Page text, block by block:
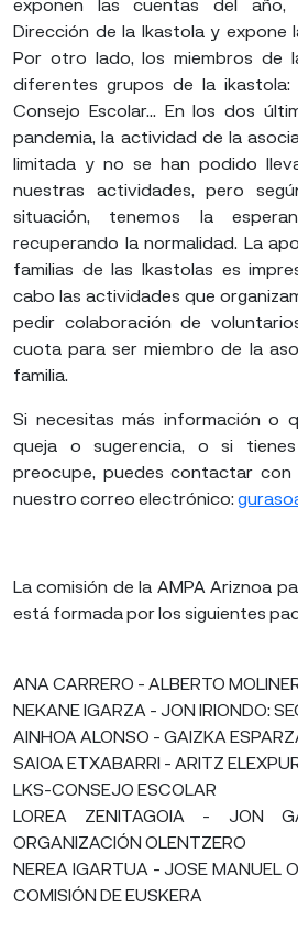
exponen las cuentas del año,
Dirección de la Ikastola y expone
Por otro lado, los miembros de
diferentes grupos de la ikastola:
Consejo Escolar... En los dos
pandemia, la actividad de la
limitada y no se han podido
nuestras actividades, pero
situación, tenemos la
recuperando la normalidad. La
familias de las Ikastolas es
cabo las actividades que
pedir colaboración de
cuota para ser miembro de la
familia.
Si necesitas más información o
queja o sugerencia, o si
preocupe, puedes contactar
nuestro correo electrónico:
La comisión de la AMPA Ariznoa
está formada por los siguientes
ANA CARRERO - ALBERTO
NEKANE IGARZA - JON IRIONDO:
AINHOA ALONSO - GAIZKA
SAIOA ETXABARRI - ARITZ
LKS-CONSEJO ESCOLAR
LOREA ZENITAGOIA - JON
ORGANIZACIÓN OLENTZERO
NEREA IGARTUA - JOSE MANUEL
COMISIÓN DE EUSKERA